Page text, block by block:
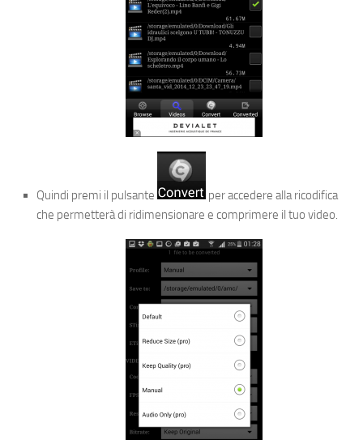
Quindi premi il pulsante
per accedere alla ricodifica
che permetterà di ridimensionare e comprimere il tuo video.